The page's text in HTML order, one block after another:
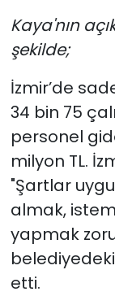
Kaya'nın
şekilde;
İzmir’de
34 bin 75
personel
milyon TL.
"Şartlar
almak,
yapmak
etti.